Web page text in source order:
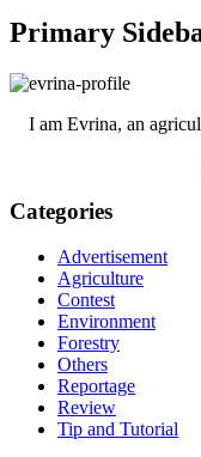
Primary
I am Evrina, an
Categories
Advertisement
Agriculture
Contest
Environment
Forestry
Others
Reportage
Review
Tip and Tutorial